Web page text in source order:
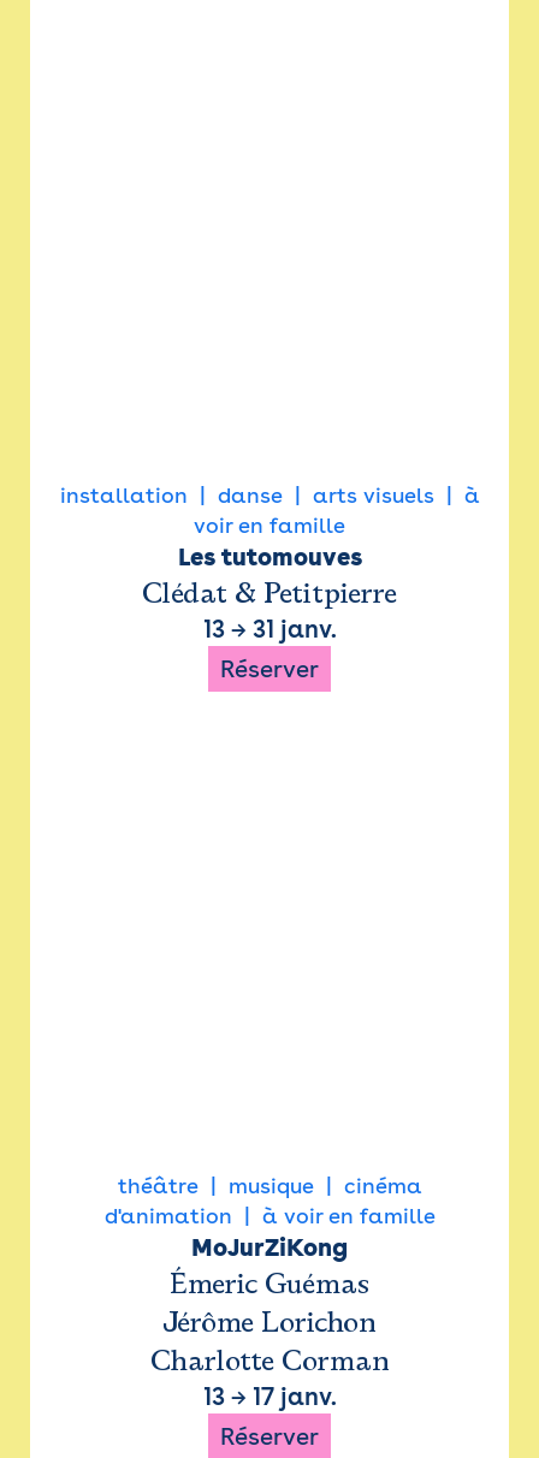
installation danse arts visuels
à
voir en famille
Les tutomouves
Clédat & Petitpierre
13→ 31 janv.
Réserver
théâtre musique
cinéma
d'animation
à voir en famille
MoJurZiKong
Émeric Guémas
Jérôme Lorichon
Charlotte Corman
13→ 17 janv.
Réserver